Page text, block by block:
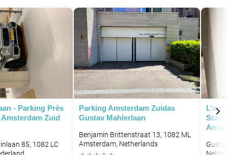
- Parking Près
Zuid
85, 1082 LC
Parking Amsterdam Zuidas
Gustav Mahlerlaan
Benjamin Brittenstraat 13, 1082 ML
Amsterdam, Netherlands